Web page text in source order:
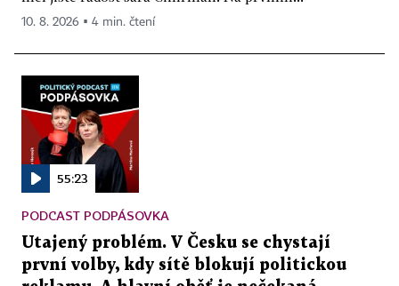
10. 8. 2026 ▪ 4 min. čtení
55:23
PODCAST PODPÁSOVKA
Utajený problém. V Česku se chystají
první volby, kdy sítě blokují politickou